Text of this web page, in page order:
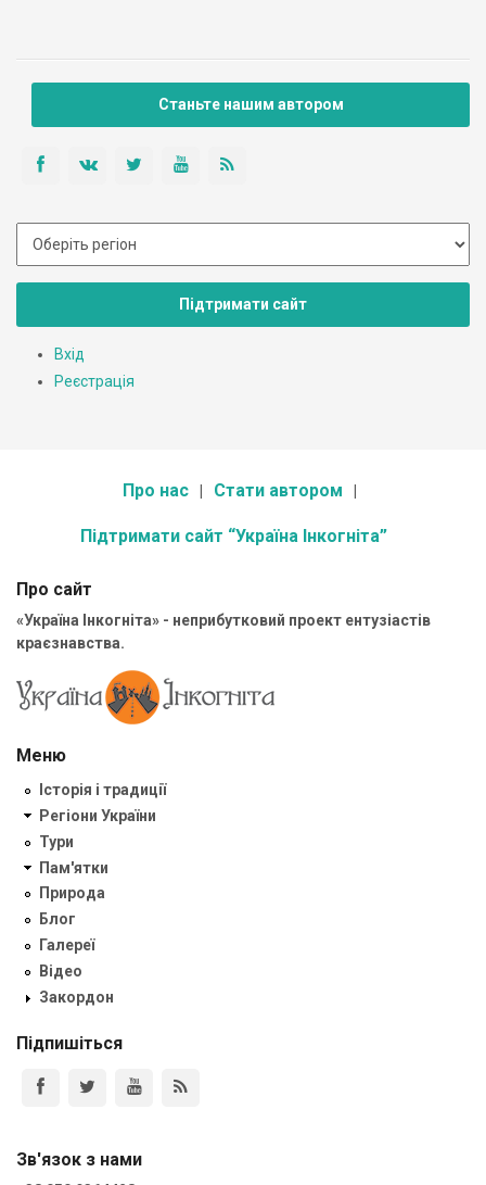
Станьте нашим автором
Підтримати сайт
Вхід
Реєстрація
Про нас Стати автором
Підтримати сайт “Україна Інкогніта”
Про сайт
«Україна Інкогніта» - неприбутковий проект ентузіастів
краєзнавства.
Меню
Історія і традиції
Регіони України
Тури
Пам'ятки
Природа
Блог
Галереї
Відео
Закордон
Підпишіться
Зв'язок з нами